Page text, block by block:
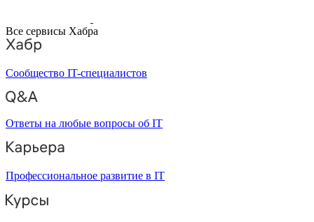
Все сервисы Хабра
Сообщество IT-специалистов
Ответы на любые вопросы об IT
Профессиональное развитие в IT